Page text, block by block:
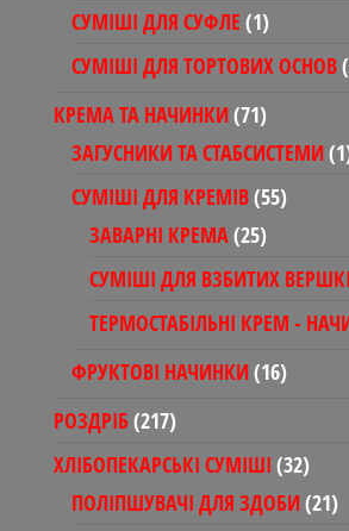
СУМІШІ ДЛЯ СУФЛЕ 11
товар
СУМІШІ ДЛЯ ТОРТОВИХ ОСНОВ
КРЕМА ТА НАЧИНКИ 7171
товар
ЗАГУСНИКИ ТА СТАБСИСТЕМИ 1
СУМІШІ ДЛЯ КРЕМІВ 5555
ЗАВАРНІ КРЕМА 2525
товарів
СУМІШІ ДЛЯ ВЗБИТИХ
ТЕРМОСТАБІЛЬНІ КРЕМ -
ФРУКТОВІ НАЧИНКИ 1616
РОЗДРІБ 217217
товарів
ХЛІБОПЕКАРСЬКІ СУМІШІ 3232
товари
ПОЛІПШУВАЧІ ДЛЯ ЗДОБИ 2121